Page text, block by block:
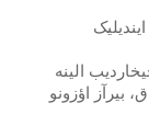
الینه
بیرآز اؤزونو